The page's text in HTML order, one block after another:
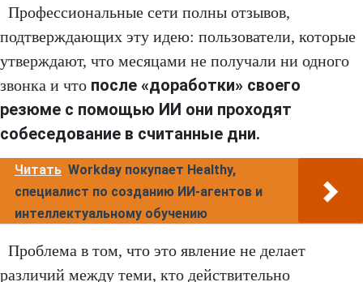
Профессиональные сети полны отзывов,
подтверждающих эту идею: пользователи, которые
утверждают, что месяцами не получали ни одного
звонка и что после «доработки» своего
резюме с помощью ИИ они проходят
собеседование в считанные дни.
Читать Workday покупает Healthy,
специалист по созданию ИИ-агентов и
интеллектуальному обучению
Проблема в том, что это явление не делает
различий между теми, кто действительно